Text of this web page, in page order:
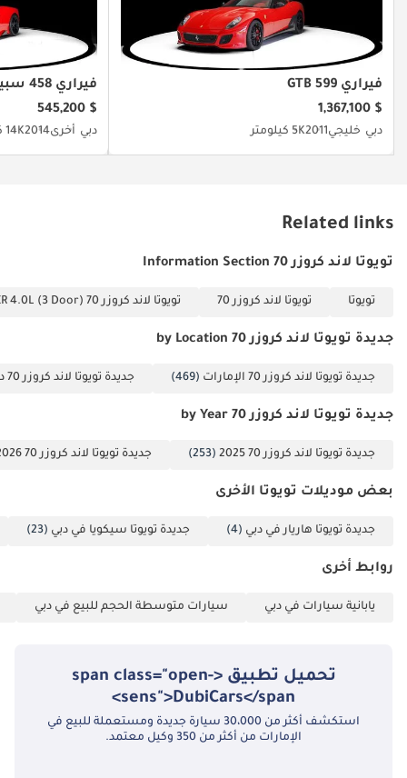
فيراري 599 GTB
$ 1,367,100
دبي خليجي20115K كيلومتر
فيراري 458 سبيشياليه
$ 545,200
دبي أخرى201414K كيلومتر
Related links
تويوتا لاند كروزر 70 Information Section
تويوتا تويوتا لاند كروزر 70 تويوتا لاند كروزر 70 VXR 4.0L (3 Door)
جديدة تويوتا لاند كروزر 70 by Location
جديدة تويوتا لاند كروزر 70 الإمارات (469) جديدة تويوتا لاند كروزر 70 دبي
جديدة تويوتا لاند كروزر 70 by Year
جديدة تويوتا لاند كروزر 70 2025 (253) جديدة تويوتا لاند كروزر 70 2026
بعض موديلات تويوتا الأخرى
جديدة تويوتا هاريار في دبي (4) جديدة تويوتا سيكويا في دبي (23)
روابط أخرى
يابانية سيارات في دبي سيارات متوسطة الحجم للبيع في دبي
تحميل تطبيق <span class="open-
sens">DubiCars</span>
استكشف أكثر من 30،000 سيارة جديدة ومستعملة للبيع في
الإمارات من أكثر من 350 وكيل معتمد.
تم إنشاء هذه الإحصاءات بواسطة الذكاء الاصطناعي اعتماداً على بيانات
خبراء السوق. يُرجى دائماً فحص السيارة قبل الشراء.